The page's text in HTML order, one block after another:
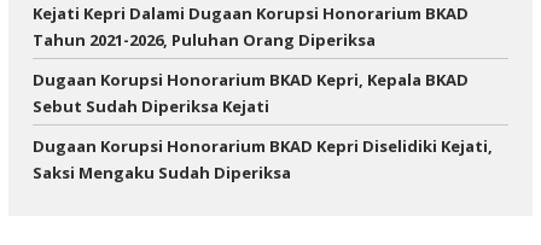
Kejati Kepri Dalami Dugaan Korupsi Honorarium BKAD
Tahun 2021-2026, Puluhan Orang Diperiksa
Dugaan Korupsi Honorarium BKAD Kepri, Kepala BKAD
Sebut Sudah Diperiksa Kejati
Dugaan Korupsi Honorarium BKAD Kepri Diselidiki Kejati,
Saksi Mengaku Sudah Diperiksa